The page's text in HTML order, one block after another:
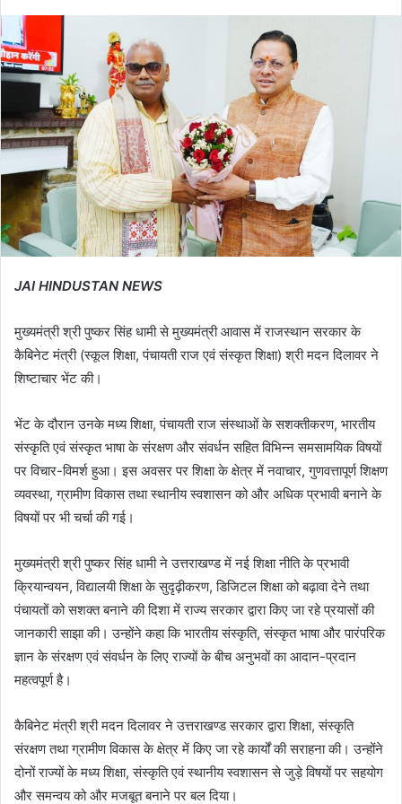
JAI HINDUSTAN NEWS
मुख्यमंत्री श्री पुष्कर सिंह धामी से मुख्यमंत्री आवास में राजस्थान सरकार के
कैबिनेट मंत्री (स्कूल शिक्षा, पंचायती राज एवं संस्कृत शिक्षा) श्री मदन दिलावर ने
शिष्टाचार भेंट की।
भेंट के दौरान उनके मध्य शिक्षा, पंचायती राज संस्थाओं के सशक्तीकरण, भारतीय
संस्कृति एवं संस्कृत भाषा के संरक्षण और संवर्धन सहित विभिन्न समसामयिक विषयों
पर विचार-विमर्श हुआ। इस अवसर पर शिक्षा के क्षेत्र में नवाचार, गुणवत्तापूर्ण शिक्षण
व्यवस्था, ग्रामीण विकास तथा स्थानीय स्वशासन को और अधिक प्रभावी बनाने के
विषयों पर भी चर्चा की गई।
मुख्यमंत्री श्री पुष्कर सिंह धामी ने उत्तराखण्ड में नई शिक्षा नीति के प्रभावी
क्रियान्वयन, विद्यालयी शिक्षा के सुदृढ़ीकरण, डिजिटल शिक्षा को बढ़ावा देने तथा
पंचायतों को सशक्त बनाने की दिशा में राज्य सरकार द्वारा किए जा रहे प्रयासों की
जानकारी साझा की। उन्होंने कहा कि भारतीय संस्कृति, संस्कृत भाषा और पारंपरिक
ज्ञान के संरक्षण एवं संवर्धन के लिए राज्यों के बीच अनुभवों का आदान-प्रदान
महत्वपूर्ण है।
कैबिनेट मंत्री श्री मदन दिलावर ने उत्तराखण्ड सरकार द्वारा शिक्षा, संस्कृति
संरक्षण तथा ग्रामीण विकास के क्षेत्र में किए जा रहे कार्यों की सराहना की। उन्होंने
दोनों राज्यों के मध्य शिक्षा, संस्कृति एवं स्थानीय स्वशासन से जुड़े विषयों पर सहयोग
और समन्वय को और मजबूत बनाने पर बल दिया।